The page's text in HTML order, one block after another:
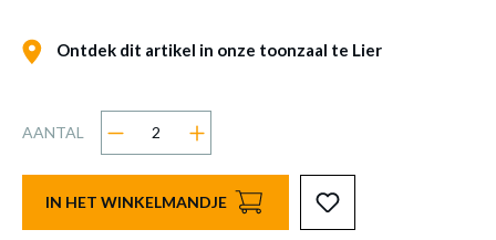
Ontdek dit artikel in onze toonzaal te Lier
AANTAL
IN HET WINKELMANDJE